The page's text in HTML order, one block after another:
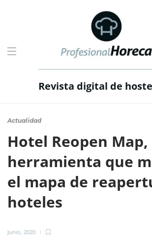
Revista digital de
Actualidad
Hotel Reopen Map,
herramienta que
el mapa de
hoteles
Junio, 2020